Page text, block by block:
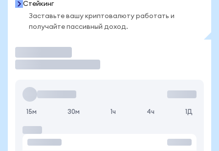
Стейкинг
Заставьте вашу криптовалюту работать и
получайте пассивный доход.
15м 30м 1ч 4ч 1Д